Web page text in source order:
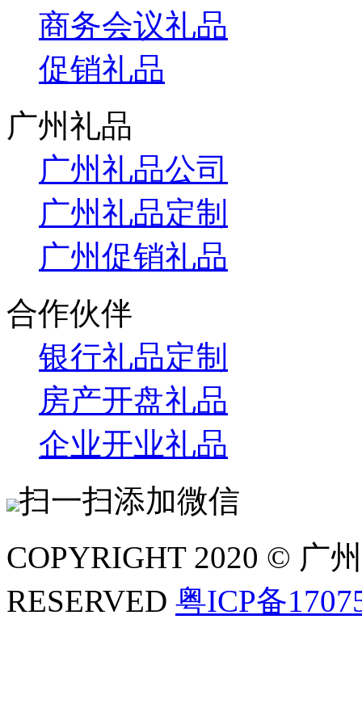
商务会议礼品
促销礼品
广州礼品
广州礼品公司
广州礼品定制
广州促销礼品
合作伙伴
银行礼品定制
房产开盘礼品
企业开业礼品
扫一扫添加微信
COPYRIGHT 2020 © 广
RESERVED 粤ICP备